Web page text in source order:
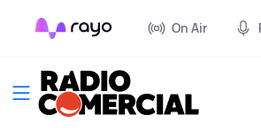
On Air